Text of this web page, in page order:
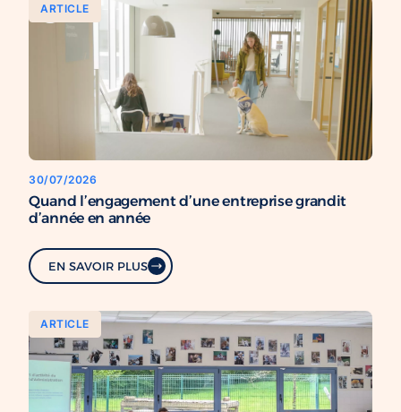
ARTICLE
30/07/2026
Quand l’engagement d’une entreprise grandit
d’année en année
EN SAVOIR PLUS
ARTICLE